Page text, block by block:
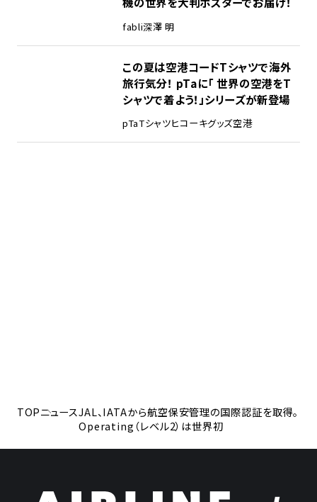
fabli深澤 明
この夏は空港コードTシャツで海外
旅行気分！ pTaに「 世界の空港をT
シャツで着よう！」シリーズが新登場
pTaTシャツヒコーキグッズ空港
TOPニュースJAL、IATAから航空保安管理の国際認証を取得。
Operating（レベル2）は世界初